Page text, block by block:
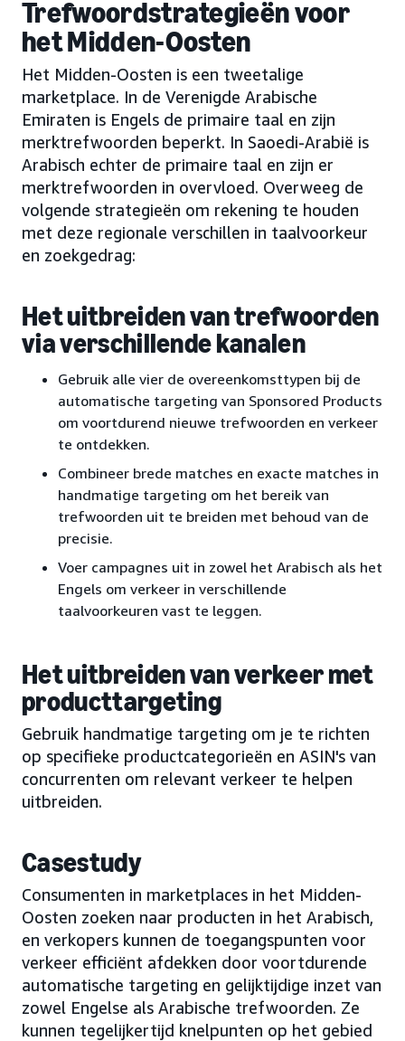
Trefwoordstrategieën voor
het Midden-Oosten
Het Midden-Oosten is een tweetalige
marketplace. In de Verenigde Arabische
Emiraten is Engels de primaire taal en zijn
merktrefwoorden beperkt. In Saoedi-Arabië is
Arabisch echter de primaire taal en zijn er
merktrefwoorden in overvloed. Overweeg de
volgende strategieën om rekening te houden
met deze regionale verschillen in taalvoorkeur
en zoekgedrag:
Het uitbreiden van trefwoorden
via verschillende kanalen
Gebruik alle vier de overeenkomsttypen bij de
automatische targeting van Sponsored Products
om voortdurend nieuwe trefwoorden en verkeer
te ontdekken.
Combineer brede matches en exacte matches in
handmatige targeting om het bereik van
trefwoorden uit te breiden met behoud van de
precisie.
Voer campagnes uit in zowel het Arabisch als het
Engels om verkeer in verschillende
taalvoorkeuren vast te leggen.
Het uitbreiden van verkeer met
producttargeting
Gebruik handmatige targeting om je te richten
op specifieke productcategorieën en ASIN's van
concurrenten om relevant verkeer te helpen
uitbreiden.
Casestudy
Consumenten in marketplaces in het Midden-
Oosten zoeken naar producten in het Arabisch,
en verkopers kunnen de toegangspunten voor
verkeer efficiënt afdekken door voortdurende
automatische targeting en gelijktijdige inzet van
zowel Engelse als Arabische trefwoorden. Ze
kunnen tegelijkertijd knelpunten op het gebied